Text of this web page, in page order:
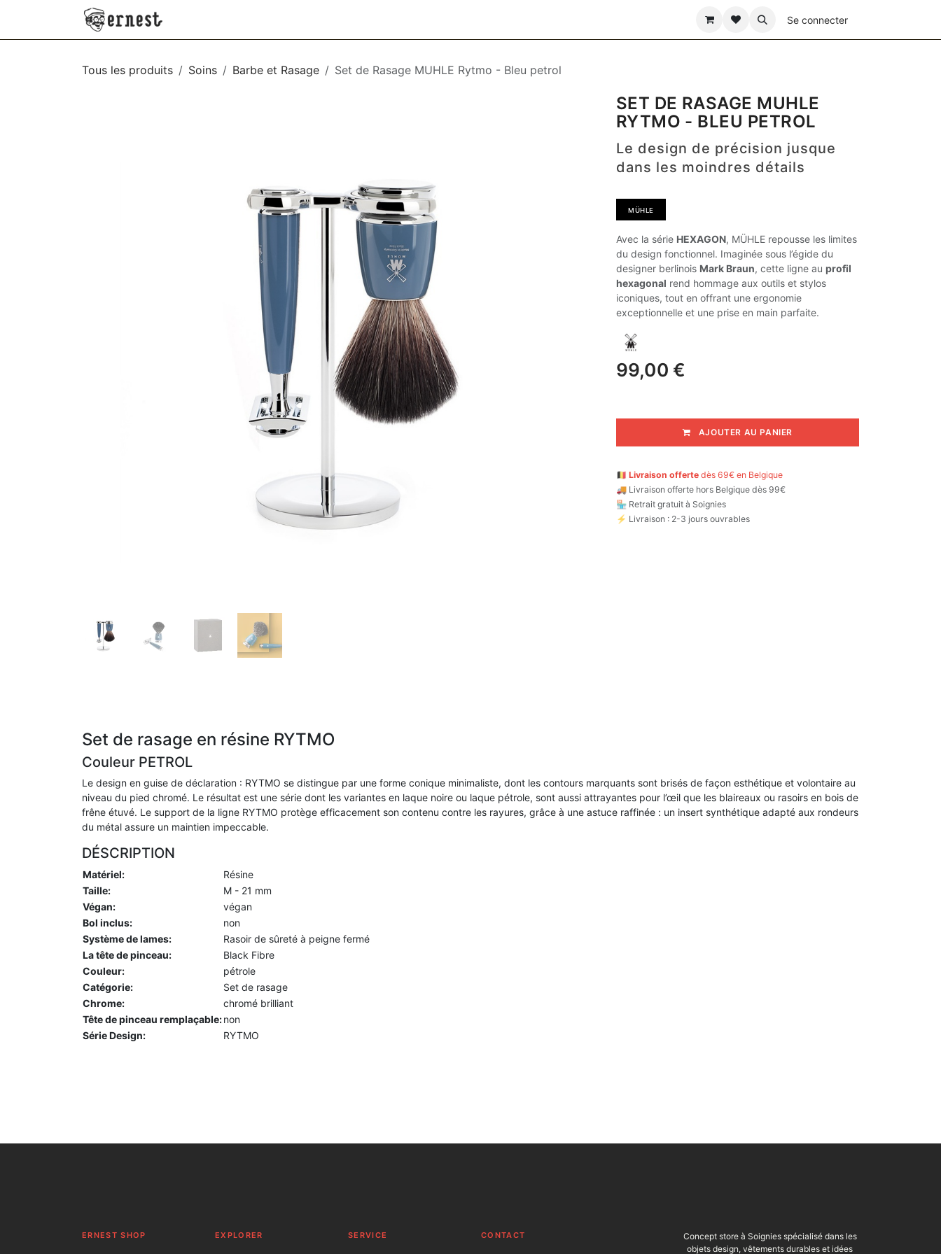
SE RENDRE AU CONTENU
Se connecter
Tous les produits Soins Barbe et Rasage Set de Rasage MUHLE Rytmo - Bleu petrol
SET DE RASAGE MUHLE
RYTMO - BLEU PETROL
Le design de précision jusque
dans les moindres détails
MÜHLE​​​​​​
Avec la série HEXAGON, MÜHLE repousse les limites
du design fonctionnel. Imaginée sous l’égide du
designer berlinois Mark Braun, cette ligne au profil
hexagonal rend hommage aux outils et stylos
iconiques, tout en offrant une ergonomie
exceptionnelle et une prise en main parfaite.
99,00 €
AJOUTER AU PANIER
🇧🇪 Livraison offerte dès 69€ en Belgique
🚚 Livraison offerte hors Belgique dès 99€
🏪 Retrait gratuit à Soignies
⚡ Livraison : 2-3 jours ouvrables
Set de rasage en résine RYTMO
Couleur PETROL
Le design en guise de déclaration : RYTMO se distingue par une forme conique minimaliste, dont les contours marquants sont brisés de façon esthétique et volontaire au
niveau du pied chromé. Le résultat est une série dont les variantes en laque noire ou laque pétrole, sont aussi attrayantes pour l’œil que les blaireaux ou rasoirs en bois de
frêne étuvé. Le support de la ligne RYTMO protège efficacement son contenu contre les rayures, grâce à une astuce raffinée : un insert synthétique adapté aux rondeurs
du métal assure un maintien impeccable.
DÉSCRIPTION
Matériel:
Résine
Taille:
M - 21 mm
Végan:
végan
Bol inclus:
non
Système de lames:
Rasoir de sûreté à peigne fermé
La tête de pinceau:
Black Fibre
Couleur:
pétrole
Catégorie:
Set de rasage
Chrome:
chromé brilliant
Tête de pinceau remplaçable:non
Série Design:
RYTMO
ERNEST SHOP EXPLORER SERVICE CONTACT
Concept store à Soignies spécialisé dans les
objets design, vêtements durables et idées